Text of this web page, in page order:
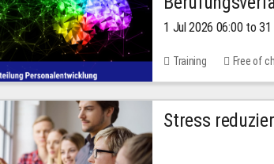
2026
1 Jul 2026 06:00 to
Training Free of
Stress